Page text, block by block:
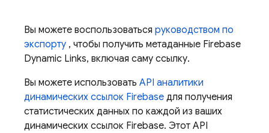
Вы можете воспользоваться руководством по
экспорту , чтобы получить метаданные Firebase
Dynamic Links, включая саму ссылку.
Вы можете использовать API аналитики
динамических ссылок Firebase для получения
статистических данных по каждой из ваших
динамических ссылок Firebase. Этот API